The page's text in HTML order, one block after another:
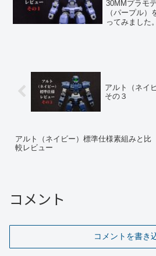
30MMプラモ
（パープル
ってみました。
アルト（ネイ
その３
アルト（ネイビー）標準仕様素組みと比
較レビュー
コメント
コメントを書き